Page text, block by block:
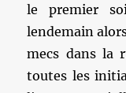
le premier
lendemain
mecs dans la
toutes les